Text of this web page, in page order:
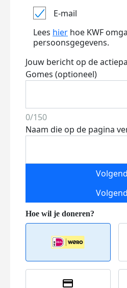
E-mail
Lees hier hoe KWF
persoonsgegevens.
Jouw bericht op de
Gomes (optioneel)
0/150
Naam die op de pagina